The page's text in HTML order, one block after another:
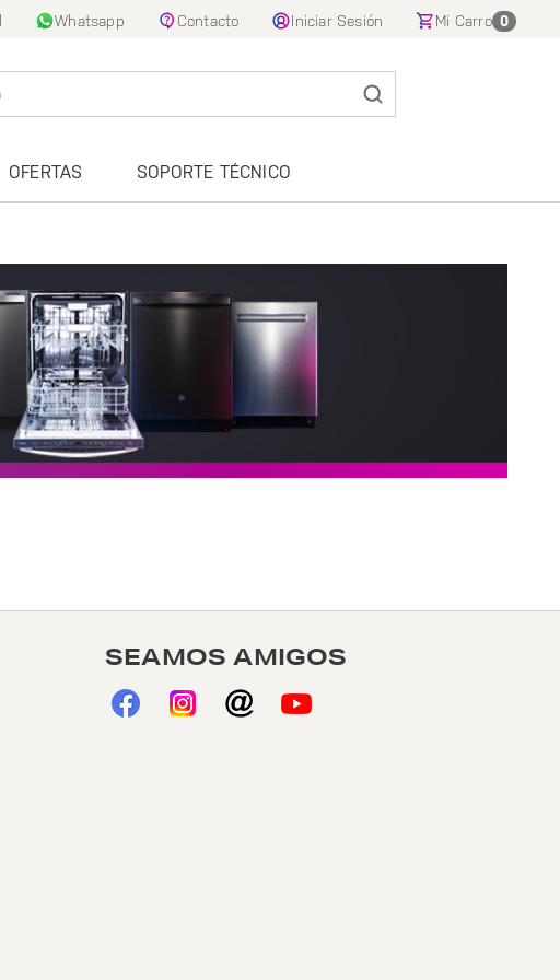
Whatsapp Contacto Iniciar Sesión Mi Carro 0
OFERTAS SOPORTE TÉCNICO
SEAMOS AMIGOS